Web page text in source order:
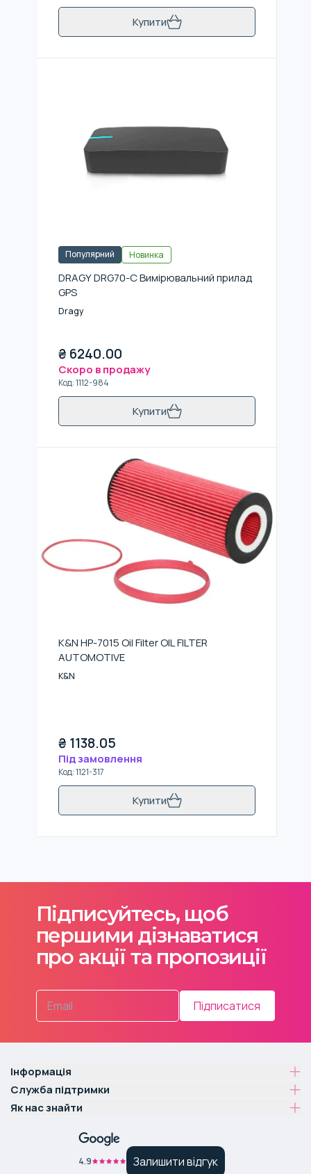
Купити
Популярний Новинка
DRAGY DRG70-C Вимірювальний прилад
GPS
Dragy
₴ 6240.00
Скоро в продажу
Код:1112-984
Купити
K&N HP-7015 Oil Filter OIL FILTER
AUTOMOTIVE
K&N
₴ 1138.05
Під замовлення
Код:1121-317
Купити
Підписуйтесь, щоб
першими дізнаватися
про акції та пропозиції
Підписатися
Інформація
Служба підтримки
Як нас знайти
4.9 Залишити відгук